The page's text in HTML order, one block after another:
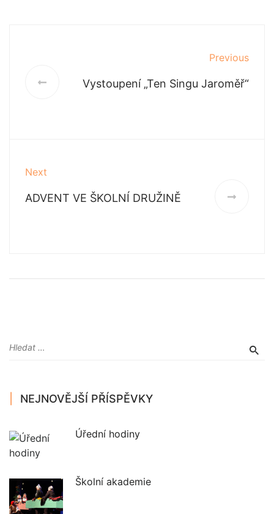
Previous
Vystoupení „Ten Singu Jaroměř“
Next
ADVENT VE ŠKOLNÍ DRUŽINĚ
NEJNOVĚJŠÍ PŘÍSPĚVKY
Úřední hodiny
Školní akademie